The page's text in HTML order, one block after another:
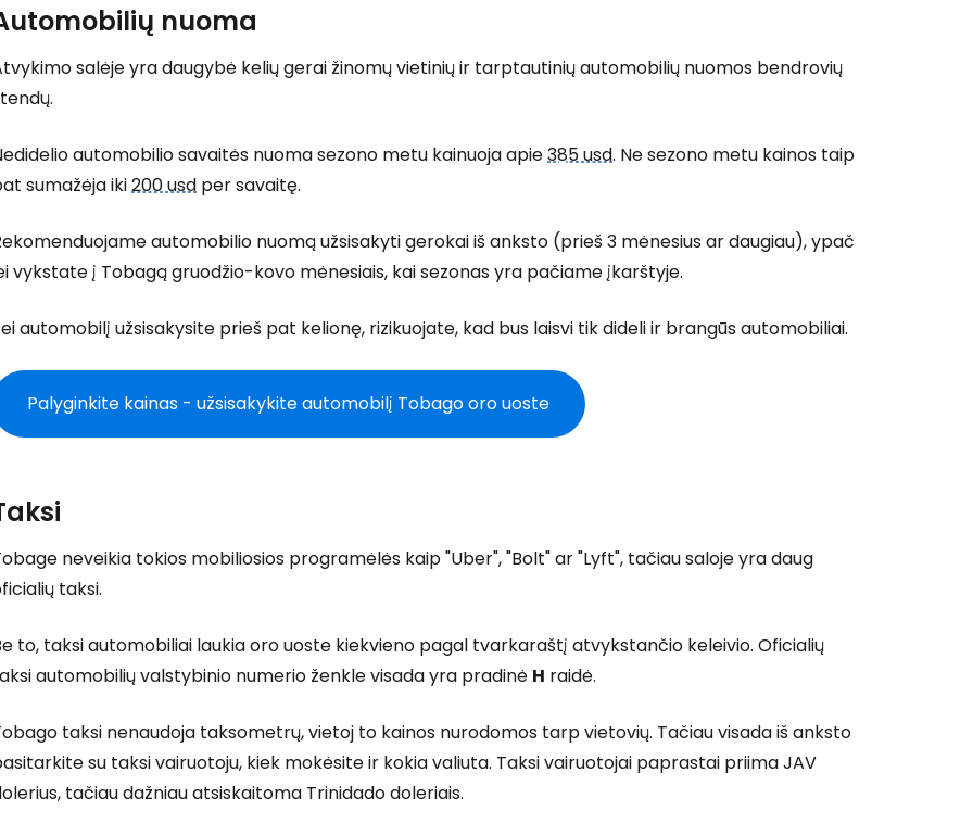
nuoma
salėje yra daugybė kelių gerai žinomų vietinių ir tarptautinių automobilių nuomos bendrovių
automobilio savaitės nuoma sezono metu kainuoja apie385 usd. Ne sezono metu kainos taip
sumažėja iki200 usd per savaitę.
automobilio nuomą užsisakyti gerokai iš anksto (prieš 3 mėnesius ar daugiau), ypač
vykstate į Tobagą gruodžio-kovo mėnesiais, kai sezonas yra pačiame įkarštyje.
automobilį užsisakysite prieš pat kelionę, rizikuojate, kad bus laisvi tik dideli ir brangūs automobiliai.
Palyginkite kainas - užsisakykite automobilį Tobago oro uoste
neveikia tokios mobiliosios programėlės kaip "Uber", "Bolt" ar "Lyft", tačiau saloje yra daug
taksi.
to, taksi automobiliai laukia oro uoste kiekvieno pagal tvarkaraštį atvykstančio keleivio. Oficialių
automobilių valstybinio numerio ženkle visada yra pradinė H raidė.
taksi nenaudoja taksometrų, vietoj to kainos nurodomos tarp vietovių. Tačiau visada iš anksto
su taksi vairuotoju, kiek mokėsite ir kokia valiuta. Taksi vairuotojai paprastai priima JAV
tačiau dažniau atsiskaitoma Trinidado doleriais.
Tęsti su Facebook
Tęsti el. paštu